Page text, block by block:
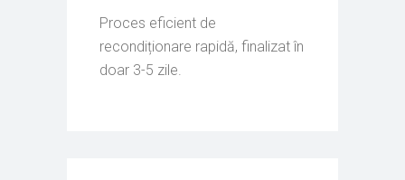
Proces eficient de
recondiționare rapidă, finalizat în
doar 3-5 zile.